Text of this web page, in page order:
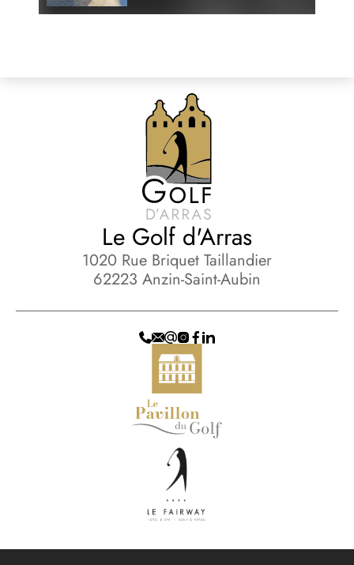
Le Golf d'Arras
1020 Rue Briquet Taillandier
62223 Anzin-Saint-Aubin